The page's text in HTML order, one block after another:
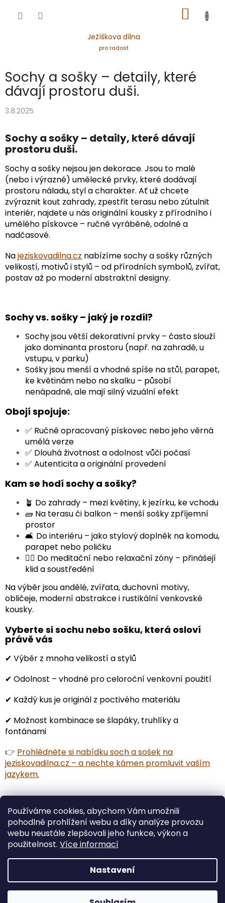
Používáme cookies, abychom Vám umožnili
pohodlné prohlížení webu a díky analýze provozu
webu neustále zlepšovali jeho funkce, výkon a
použitelnost. Více informací
Nastavení
Ježíškova dílna
pro radost
KOŠÍK
Sochy a sošky – detaily, které
dávají prostoru duši.
3.8.2025
Sochy a sošky – detaily, které dávají
prostoru duši.
Sochy a sošky nejsou jen dekorace. Jsou to malé
(nebo i výrazné) umělecké prvky, které dodávají
prostoru náladu, styl a charakter. Ať už chcete
zvýraznit kout zahrady, zpestřit terasu nebo zútulnit
interiér, najdete u nás originální kousky z přírodního i
umělého pískovce – ručně vyráběné, odolné a
nadčasové.
Najeziskovadilna.cz nabízíme sochy a sošky různých
velikostí, motivů i stylů – od přírodních symbolů, zvířat,
postav až po moderní abstraktní designy.
Sochy vs. sošky – jaký je rozdíl?
Sochy jsou větší dekorativní prvky – často slouží
jako dominanta prostoru (např. na zahradě, u
vstupu, v parku)
Sošky jsou menší a vhodné spíše na stůl, parapet,
ke květinám nebo na skalku – působí
nenápadně, ale mají silný vizuální efekt
Obojí spojuje:
✅ Ručně opracovaný pískovec nebo jeho věrná
umělá verze
✅ Dlouhá životnost a odolnost vůči počasí
✅ Autenticita a originální provedení
Kam se hodí sochy a sošky?
🪴 Do zahrady – mezi květiny, k jezírku, ke vchodu
🧱 Na terasu či balkon – menší sošky zpříjemní
prostor
🛋 Do interiéru – jako stylový doplněk na komodu,
parapet nebo poličku
🧘‍♀️ Do meditační nebo relaxační zóny – přinášejí
klid a soustředění
Na výběr jsou andělé, zvířata, duchovní motivy,
obličeje, moderní abstrakce i rustikální venkovské
kousky.
Vyberte si sochu nebo sošku, která osloví
právě vás
✔ Výběr z mnoha velikostí a stylů
✔ Odolnost – vhodné pro celoroční venkovní použití
✔ Každý kus je originál z poctivého materiálu
✔ Možnost kombinace se šlapáky, truhlíky a
fontánami
👉 Prohlédněte si nabídku soch a sošek na
jeziskovadilna.cz – a nechte kámen promluvit vaším
jazykem.
PŘEDCHOZÍ ČLÁNEK DALŠÍ ČLÁNEK
Copyright 2026Ježíškova dílna. Všechna práva